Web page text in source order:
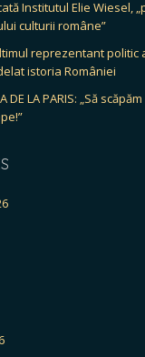
Institutul Elie Wiesel,
culturii române”
reprezentant politic
istoria României
DE LA PARIS: „Să